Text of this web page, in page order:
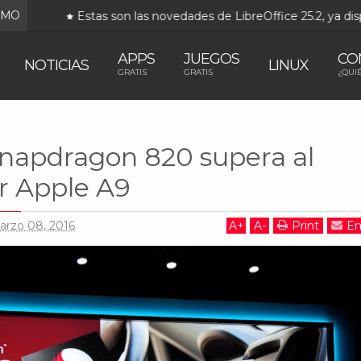
Estas son las novedades de LibreOffice 25.2, ya
NOTICIAS APPS
GRATIS
JUEGOS
GRATIS LINUX
El nuevo Snapdragon 820 supera al procesador Apple A9
820 supera al
Apple A9
08, 2016 A+ A- Print